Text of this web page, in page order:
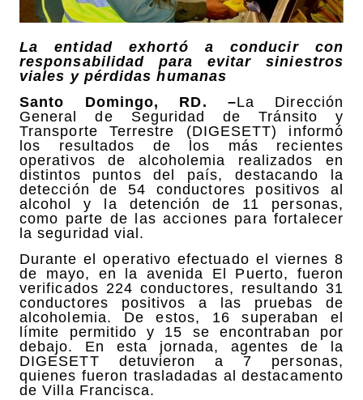
La entidad exhortó a conducir con
responsabilidad para evitar siniestros
viales y pérdidas humanas
Santo Domingo, RD. –La Dirección
General de Seguridad de Tránsito y
Transporte Terrestre (DIGESETT) informó
los resultados de los más recientes
operativos de alcoholemia realizados en
distintos puntos del país, destacando la
detección de 54 conductores positivos al
alcohol y la detención de 11 personas,
como parte de las acciones para fortalecer
la seguridad vial.
Durante el operativo efectuado el viernes 8
de mayo, en la avenida El Puerto, fueron
verificados 224 conductores, resultando 31
conductores positivos a las pruebas de
alcoholemia. De estos, 16 superaban el
límite permitido y 15 se encontraban por
debajo. En esta jornada, agentes de la
DIGESETT detuvieron a 7 personas,
quienes fueron trasladadas al destacamento
de Villa Francisca.